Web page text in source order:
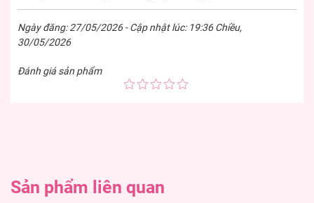
Ngày đăng: 27/05/2026 - Cập nhật lúc: 19:36 Chiều,
30/05/2026
Đánh giá sản phẩm
Sản phẩm liên quan